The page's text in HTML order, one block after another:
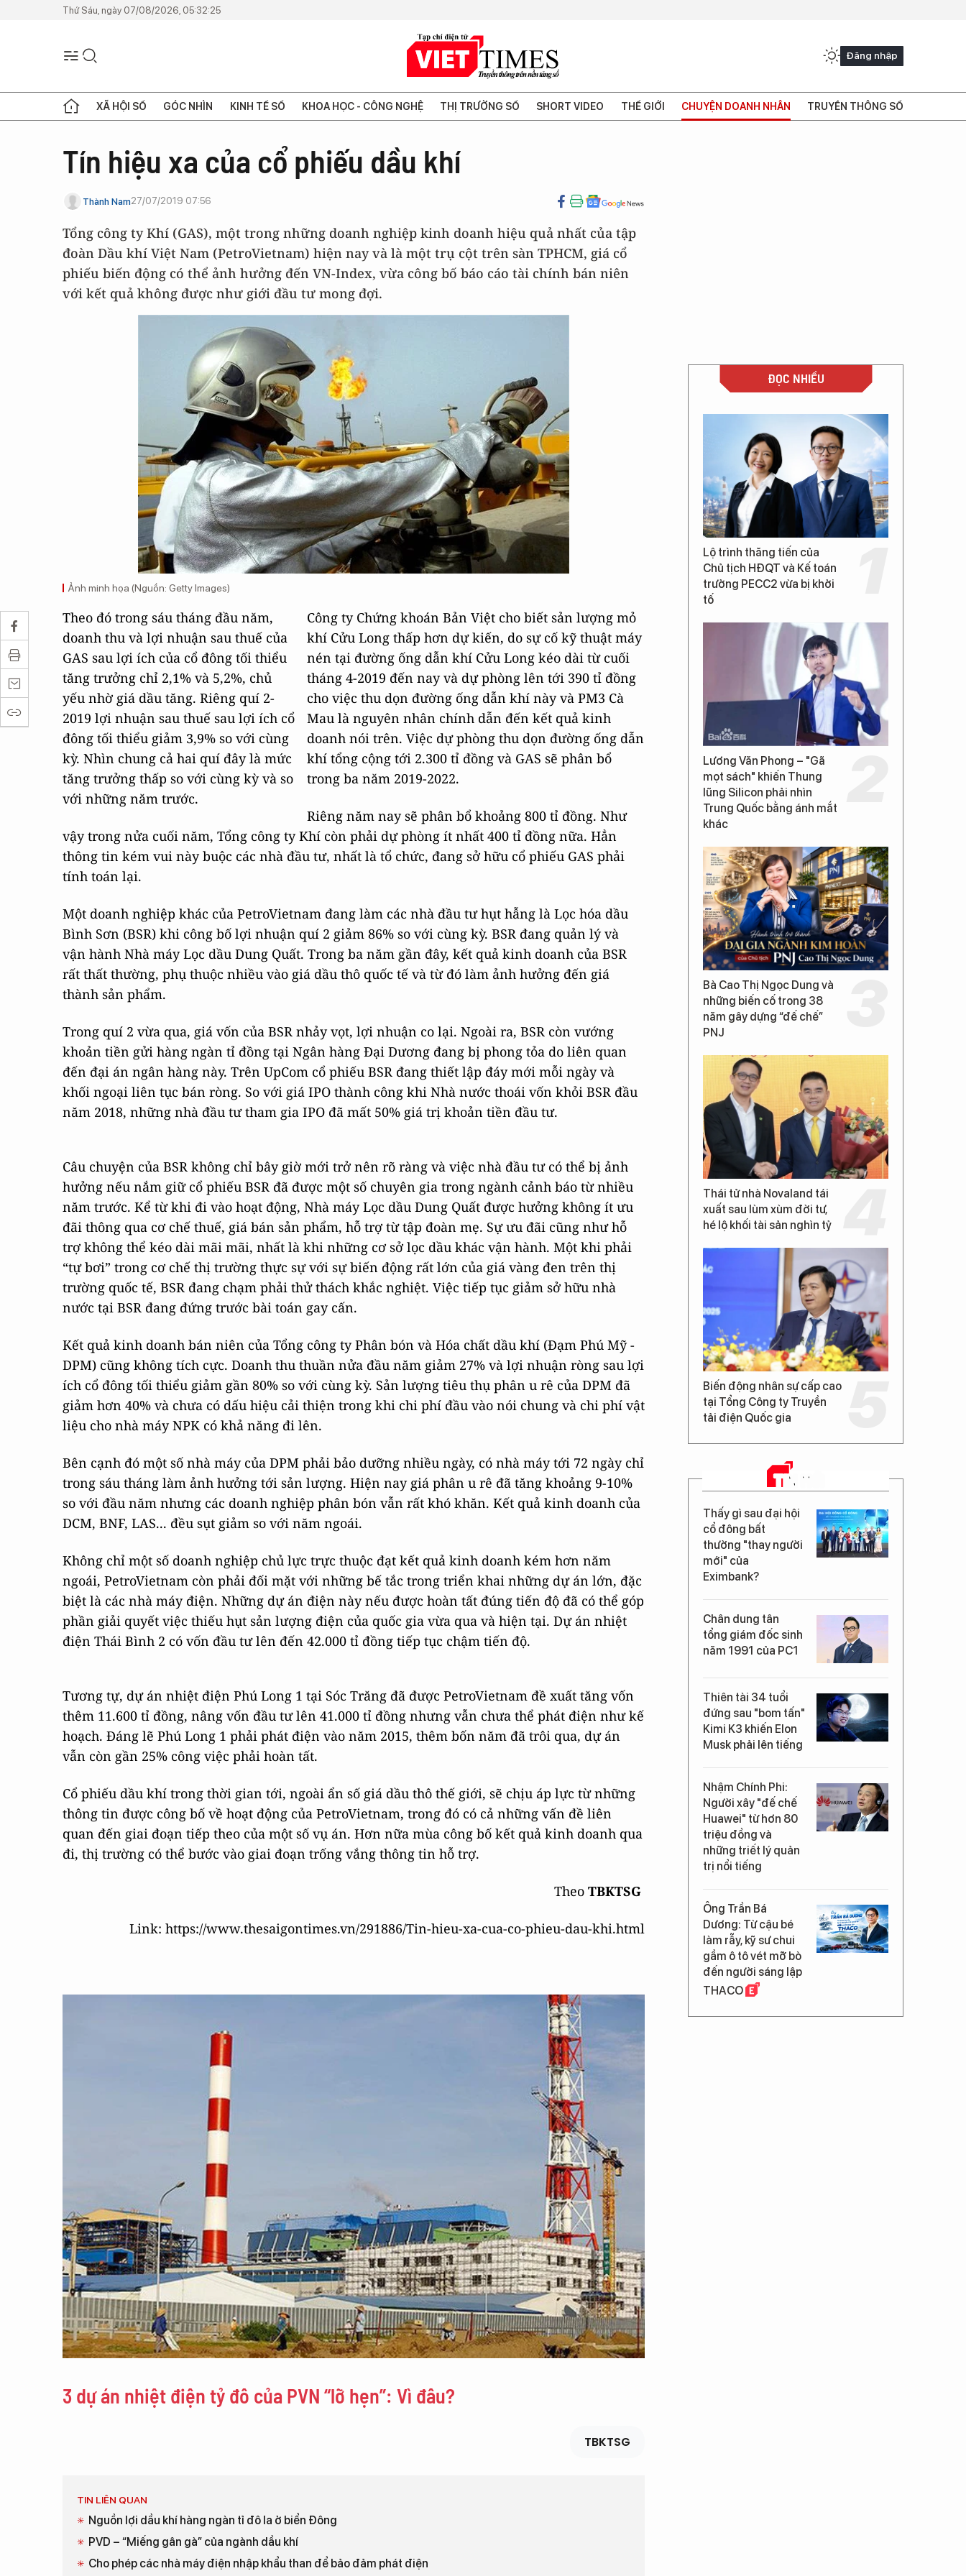
Thứ Sáu, ngày 07/08/2026, 05:32:25
Đăng nhập
XÃ HỘI SỐ GÓC NHÌN KINH TẾ SỐ KHOA HỌC - CÔNG NGHỆ THỊ TRƯỜNG SỐ SHORT VIDEO THẾ GIỚI CHUYỆN DOANH NHÂN TRUYỀN THÔNG SỐ
Tín hiệu xa của cổ phiếu dầu khí
Thành Nam27/07/2019 07:56
Tổng công ty Khí (GAS), một trong những doanh nghiệp kinh doanh hiệu quả nhất của tập
đoàn Dầu khí Việt Nam (PetroVietnam) hiện nay và là một trụ cột trên sàn TPHCM, giá cổ
phiếu biến động có thể ảnh hưởng đến VN-Index, vừa công bố báo cáo tài chính bán niên
với kết quả không được như giới đầu tư mong đợi.
Ảnh minh họa (Nguồn: Getty Images)
Theo đó trong sáu tháng đầu năm,
doanh thu và lợi nhuận sau thuế của
GAS sau lợi ích của cổ đông tối thiểu
tăng trưởng chỉ 2,1% và 5,2%, chủ
yếu nhờ giá dầu tăng. Riêng quí 2-
2019 lợi nhuận sau thuế sau lợi ích cổ
đông tối thiểu giảm 3,9% so với cùng
kỳ. Nhìn chung cả hai quí đây là mức
tăng trưởng thấp so với cùng kỳ và so
với những năm trước.
Công ty Chứng khoán Bản Việt cho biết sản lượng mỏ
khí Cửu Long thấp hơn dự kiến, do sự cố kỹ thuật máy
nén tại đường ống dẫn khí Cửu Long kéo dài từ cuối
tháng 4-2019 đến nay và dự phòng lên tới 390 tỉ đồng
cho việc thu dọn đường ống dẫn khí này và PM3 Cà
Mau là nguyên nhân chính dẫn đến kết quả kinh
doanh nói trên. Việc dự phòng thu dọn đường ống dẫn
khí tổng cộng tới 2.300 tỉ đồng và GAS sẽ phân bổ
trong ba năm 2019-2022.
Riêng năm nay sẽ phân bổ khoảng 800 tỉ đồng. Như
vậy trong nửa cuối năm, Tổng công ty Khí còn phải dự phòng ít nhất 400 tỉ đồng nữa. Hẳn
thông tin kém vui này buộc các nhà đầu tư, nhất là tổ chức, đang sở hữu cổ phiếu GAS phải
tính toán lại.
Một doanh nghiệp khác của PetroVietnam đang làm các nhà đầu tư hụt hẫng là Lọc hóa dầu
Bình Sơn (BSR) khi công bố lợi nhuận quí 2 giảm 86% so với cùng kỳ. BSR đang quản lý và
vận hành Nhà máy Lọc dầu Dung Quất. Trong ba năm gần đây, kết quả kinh doanh của BSR
rất thất thường, phụ thuộc nhiều vào giá dầu thô quốc tế và từ đó làm ảnh hưởng đến giá
thành sản phẩm.
Trong quí 2 vừa qua, giá vốn của BSR nhảy vọt, lợi nhuận co lại. Ngoài ra, BSR còn vướng
khoản tiền gửi hàng ngàn tỉ đồng tại Ngân hàng Đại Dương đang bị phong tỏa do liên quan
đến đại án ngân hàng này. Trên UpCom cổ phiếu BSR đang thiết lập đáy mới mỗi ngày và
khối ngoại liên tục bán ròng. So với giá IPO thành công khi Nhà nước thoái vốn khỏi BSR đầu
năm 2018, những nhà đầu tư tham gia IPO đã mất 50% giá trị khoản tiền đầu tư.
Câu chuyện của BSR không chỉ bây giờ mới trở nên rõ ràng và việc nhà đầu tư có thể bị ảnh
hưởng nếu nắm giữ cổ phiếu BSR đã được một số chuyên gia trong ngành cảnh báo từ nhiều
năm trước. Kể từ khi đi vào hoạt động, Nhà máy Lọc dầu Dung Quất được hưởng không ít ưu
đãi thông qua cơ chế thuế, giá bán sản phẩm, hỗ trợ từ tập đoàn mẹ. Sự ưu đãi cũng như hỗ
trợ không thể kéo dài mãi mãi, nhất là khi những cơ sở lọc dầu khác vận hành. Một khi phải
“tự bơi” trong cơ chế thị trường thực sự với sự biến động rất lớn của giá vàng đen trên thị
trường quốc tế, BSR đang chạm phải thử thách khắc nghiệt. Việc tiếp tục giảm sở hữu nhà
nước tại BSR đang đứng trước bài toán gay cấn.
Kết quả kinh doanh bán niên của Tổng công ty Phân bón và Hóa chất dầu khí (Đạm Phú Mỹ -
DPM) cũng không tích cực. Doanh thu thuần nửa đầu năm giảm 27% và lợi nhuận ròng sau lợi
ích cổ đông tối thiểu giảm gần 80% so với cùng kỳ. Sản lượng tiêu thụ phân u rê của DPM đã
giảm hơn 40% và chưa có dấu hiệu cải thiện trong khi chi phí đầu vào nói chung và chi phí vật
liệu cho nhà máy NPK có khả năng đi lên.
Bên cạnh đó một số nhà máy của DPM phải bảo dưỡng nhiều ngày, có nhà máy tới 72 ngày chỉ
trong sáu tháng làm ảnh hưởng tới sản lượng. Hiện nay giá phân u rê đã tăng khoảng 9-10%
so với đầu năm nhưng các doanh nghiệp phân bón vẫn rất khó khăn. Kết quả kinh doanh của
DCM, BNF, LAS... đều sụt giảm so với năm ngoái.
Không chỉ một số doanh nghiệp chủ lực trực thuộc đạt kết quả kinh doanh kém hơn năm
ngoái, PetroVietnam còn phải đối mặt với những bế tắc trong triển khai những dự án lớn, đặc
biệt là các nhà máy điện. Những dự án điện này nếu được hoàn tất đúng tiến độ đã có thể góp
phần giải quyết việc thiếu hụt sản lượng điện của quốc gia vừa qua và hiện tại. Dự án nhiệt
điện Thái Bình 2 có vốn đầu tư lên đến 42.000 tỉ đồng tiếp tục chậm tiến độ.
Tương tự, dự án nhiệt điện Phú Long 1 tại Sóc Trăng đã được PetroVietnam đề xuất tăng vốn
thêm 11.600 tỉ đồng, nâng vốn đầu tư lên 41.000 tỉ đồng nhưng vẫn chưa thể phát điện như kế
hoạch. Đáng lẽ Phú Long 1 phải phát điện vào năm 2015, thêm bốn năm đã trôi qua, dự án
vẫn còn gần 25% công việc phải hoàn tất.
Cổ phiếu dầu khí trong thời gian tới, ngoài ẩn số giá dầu thô thế giới, sẽ chịu áp lực từ những
thông tin được công bố về hoạt động của PetroVietnam, trong đó có cả những vấn đề liên
quan đến giai đoạn tiếp theo của một số vụ án. Hơn nữa mùa công bố kết quả kinh doanh qua
đi, thị trường có thể bước vào giai đoạn trống vắng thông tin hỗ trợ.
Theo TBKTSG
Link: https://www.thesaigontimes.vn/291886/Tin-hieu-xa-cua-co-phieu-dau-khi.html
3 dự án nhiệt điện tỷ đô của PVN “lỡ hẹn”: Vì đâu?
TBKTSG
TIN LIÊN QUAN
Nguồn lợi dầu khí hàng ngàn tỉ đô la ở biển Đông
PVD – “Miếng gân gà” của ngành dầu khí
Cho phép các nhà máy điện nhập khẩu than để bảo đảm phát điện
ĐỌC NHIỀU
Lộ trình thăng tiến của
Chủ tịch HĐQT và Kế toán
trưởng PECC2 vừa bị khởi
tố
Lương Văn Phong – "Gã
mọt sách" khiến Thung
lũng Silicon phải nhìn
Trung Quốc bằng ánh mắt
khác
Bà Cao Thị Ngọc Dung và
những biến cố trong 38
năm gây dựng “đế chế”
PNJ
Thái tử nhà Novaland tái
xuất sau lùm xùm đời tư,
hé lộ khối tài sản nghìn tỷ
Biến động nhân sự cấp cao
tại Tổng Công ty Truyền
tải điện Quốc gia
TIN MỚI
Thấy gì sau đại hội
cổ đông bất
thường "thay người
mới" của
Eximbank?
Chân dung tân
tổng giám đốc sinh
năm 1991 của PC1
Thiên tài 34 tuổi
đứng sau "bom tấn"
Kimi K3 khiến Elon
Musk phải lên tiếng
Nhậm Chính Phi:
Người xây "đế chế
Huawei" từ hơn 80
triệu đồng và
những triết lý quản
trị nổi tiếng
Ông Trần Bá
Dương: Từ cậu bé
làm rẫy, kỹ sư chui
gầm ô tô vét mỡ bò
đến người sáng lập
THACO